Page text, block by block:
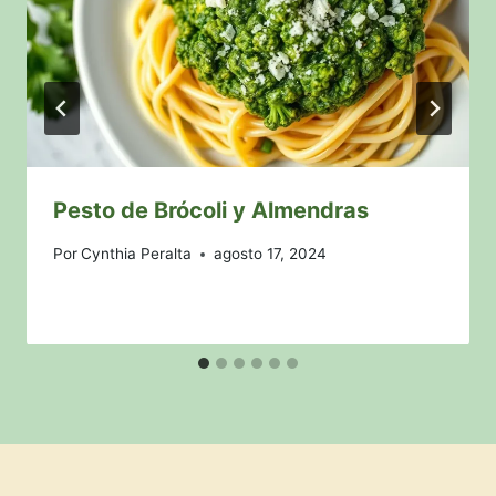
Pesto de Brócoli y Almendras
PorCynthia Peralta agosto 17, 2024